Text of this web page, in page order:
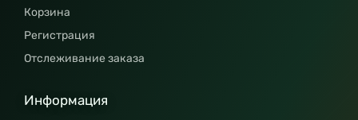
Корзина
Регистрация
Отслеживание заказа
Информация